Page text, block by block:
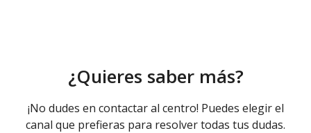
¿Quieres saber más?
¡No dudes en contactar al centro! Puedes elegir el
canal que prefieras para resolver todas tus dudas.